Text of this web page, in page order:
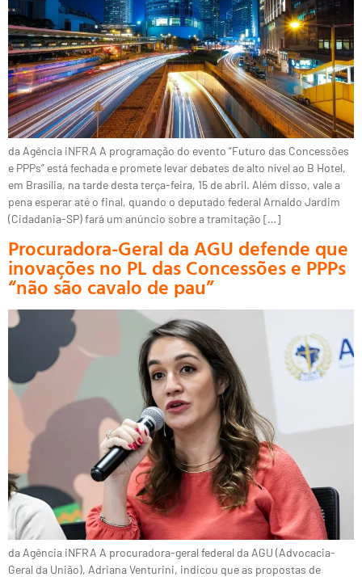
da Agência iNFRA A programação do evento “Futuro das Concessões
e PPPs” está fechada e promete levar debates de alto nível ao B Hotel,
em Brasília, na tarde desta terça-feira, 15 de abril. Além disso, vale a
pena esperar até o final, quando o deputado federal Arnaldo Jardim
(Cidadania-SP) fará um anúncio sobre a tramitação […]
Procuradora-Geral da AGU defende que
inovações no PL das Concessões e PPPs
“não são cavalo de pau”
da Agência iNFRA A procuradora-geral federal da AGU (Advocacia-
Geral da União), Adriana Venturini, indicou que as propostas de